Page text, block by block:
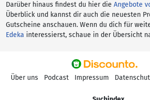
Darüber hinaus findest du hier die Angebote
Überblick und kannst dir auch die neuesten
Gutscheine anschauen. Wenn du dich für
Edeka interessierst, schaue in der Übersicht
Über uns Podcast Impressum